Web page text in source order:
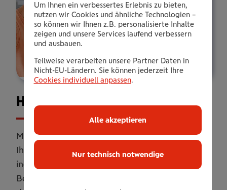
Haus­halts­ver­si­che­rung
Mit unserer Haushaltsversicherung sichern Sie
Ihr Zuhause umfassend ab. Online oder
individuell erweitert mit persönlicher
Betreuung. Flexibel anpassbar, damit Sie genau
Um Ihnen ein verbessertes Erlebnis zu bieten,
nutzen wir Cookies und ähnliche Technologien –
so können wir Ihnen z.B. personalisierte Inhalte
zeigen und unsere Services laufend verbessern
und ausbauen.
Teilweise verarbeiten unsere Partner Daten in
Nicht-EU-Ländern. Sie können jederzeit Ihre
Cookies individuell anpassen.
Nur technisch notwendige
Alle akzeptieren